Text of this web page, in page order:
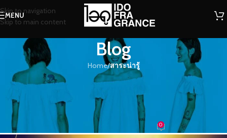
Skip to navigation
Skip to main content
MENU
Blog
Home/สาระน่ารู้
สาระน่ารู้
หอมกลิ่นอายจากแสงแดด…กลิ่นชิลๆ
สไตล์ธรรมชาติ
น้องน้ำหอม On 08/04/2017 0